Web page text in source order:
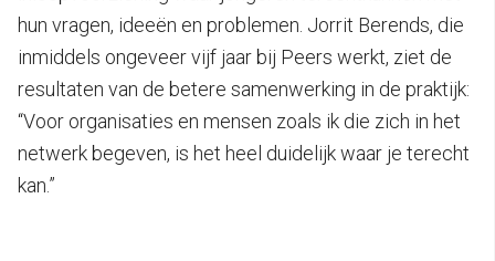
hun vragen, ideeën en problemen. Jorrit Berends, die
inmiddels ongeveer vijf jaar bij Peers werkt, ziet de
resultaten van de betere samenwerking in de praktijk:
“Voor organisaties en mensen zoals ik die zich in het
netwerk begeven, is het heel duidelijk waar je terecht
kan.”